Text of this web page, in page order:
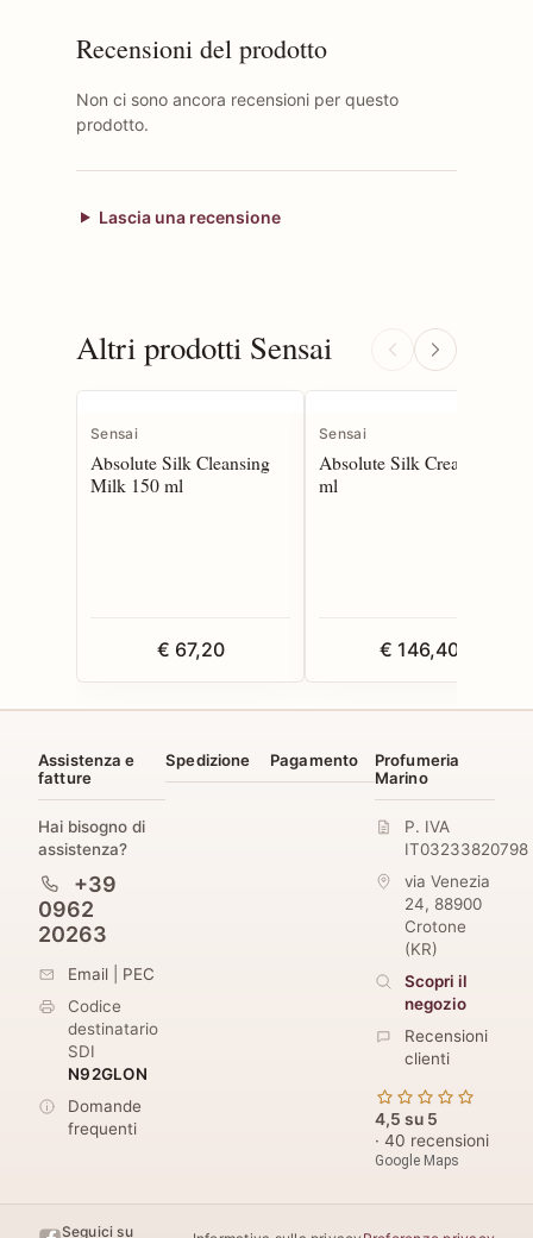
Recensioni del prodotto
Non ci sono ancora recensioni per questo
prodotto.
Lascia una recensione
Altri prodotti Sensai
Sensai
Absolute Silk Cleansing
Milk 150 ml
€ 67,20
Sensai
Absolute Silk Cream 40
ml
€ 146,40
Assistenza e
fatture
Hai bisogno di
assistenza?
+39
0962
20263
Email
PEC
Codice
destinatario
SDI
N92GLON
Domande
frequenti
Spedizione Pagamento
Profumeria
Marino
P. IVA
IT03233820798
via Venezia
24, 88900
Crotone
(KR)
Scopri il
negozio
Recensioni
clienti
4,5 su 5
· 40 recensioni
Google Maps
Seguici su